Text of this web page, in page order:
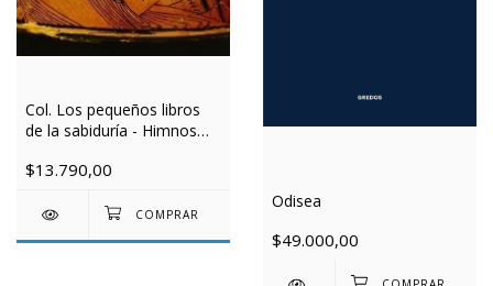
Col. Los pequeños libros
de la sabiduría - Himnos
$13.790,00
Odisea
$49.000,00